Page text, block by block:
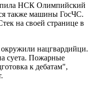
НСК Олимпийский
также машины ГосЧС.
на своей странице в
нацгвардийци.
суета. Пожарные
к дебатам",